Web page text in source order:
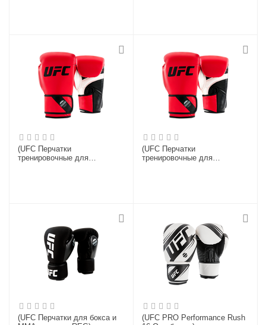
(UFC Перчатки
тренировочные для
(UFC Перчатки
тренировочные для
(UFC Перчатки для бокса и
(UFC PRO Performance Rush